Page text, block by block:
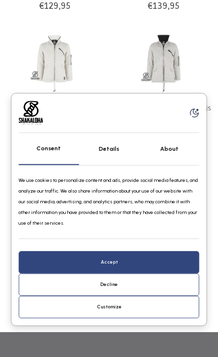
€129,95 €139,95
Shakaloha Crush Collar Beige
€119,95
Shakaloha Crush Collar Vest Grijs
€119,95
Consent Details About
We use cookies to personalize content and ads, provide social media features, and
analyze our traffic. We also share information about your use of our website with
our social media, advertising, and analytics partners, who may combine it with
other information you have provided to them or that they have collected from your
use of their services.
Accept
Decline
Customize